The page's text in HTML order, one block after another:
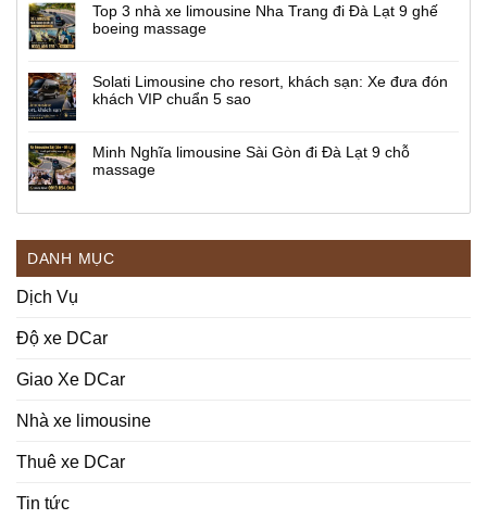
Top 3 nhà xe limousine Nha Trang đi Đà Lạt 9 ghế
boeing massage
Solati Limousine cho resort, khách sạn: Xe đưa đón
khách VIP chuẩn 5 sao
Minh Nghĩa limousine Sài Gòn đi Đà Lạt 9 chỗ
massage
DANH MỤC
Dịch Vụ
Độ xe DCar
Giao Xe DCar
Nhà xe limousine
Thuê xe DCar
Tin tức